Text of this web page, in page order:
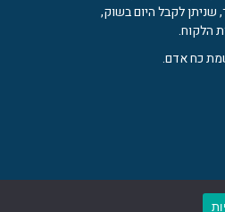
שניתן לקבל היום בשוק,
הלקוח.
כח אדם.